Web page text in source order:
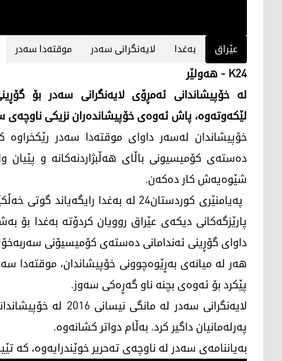
عێراق بەغدا لایەنگرانی سەدر موقتەدا سەدر
K24- ھەولێر
لە خۆپیشاندانی ئەمڕۆی لایەنگرانی سەدر بۆ
لێكەوتەوە، پاش ئەوەی خۆپیشاندەران نزیكی ناوچەی
خۆپیشاندان لەسەر داوای موقتەدا سەدر
دەستەی كۆمیسیونی باڵای ھەڵبژاردنەكانە و پێیان
شێوەیەش كار دەكەن.
پەیامنێری كوردستان24 لە بەغدا
پارێزگەكانی دیكەی عێراق روویان كردۆتە بەغدا بۆ
داوای گۆڕینی ئەندامانی دەستەی كۆمیسیۆنی
ھەر لە میانەی بەڕێوەچوونی خۆپیشاندان، موقتەدا
پێكرد بۆ ئەوەی بچنە ناو گەڕەكی سەوز.
لایەنگرانی سەدر
پەرلەمانیان داگیر كرد. بەڵام دواتر كشانەوە.
بەیاننامەی سەدر لە ناوچەی تەحریر خوێندرایەوە، كە